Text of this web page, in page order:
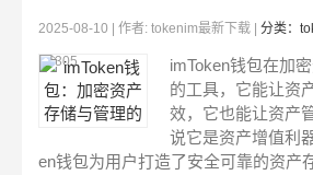
2025-08-10 | 作者: tokenim最新下载 | 分类：
览:305
imToken钱包在加
的工具，它能让资
效，它也能让资产
说它是资产增值利
en钱包为用户打造了安全可靠的资产